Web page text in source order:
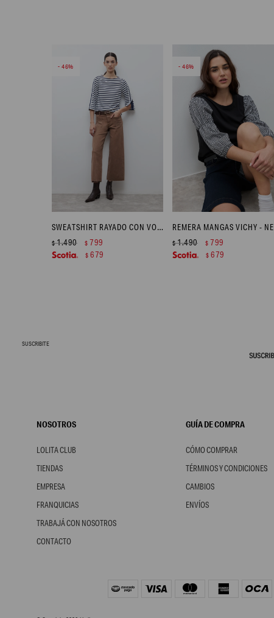
46
SWEATSHIRT RAYADO CON VOLADOS - BLANCO
$1.490 $ 799
$ 679
46
$1.490 $ 799
$ 679
SUSCRIBITE
NOSOTROS
LOLITA CLUB
TIENDAS
EMPRESA
FRANQUICIAS
TRABAJÁ CON NOSOTROS
CONTACTO
GUÍA DE COMPRA
CÓMO COMPRAR
TÉRMINOS Y CONDICIONES
CAMBIOS
ENVÍOS